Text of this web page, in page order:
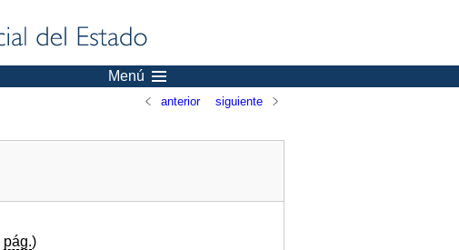
Menú
anterior siguiente
pág.)